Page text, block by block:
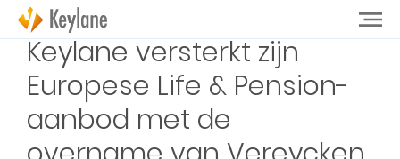
Keylane versterkt zijn
Europese Life & Pension-
aanbod met de